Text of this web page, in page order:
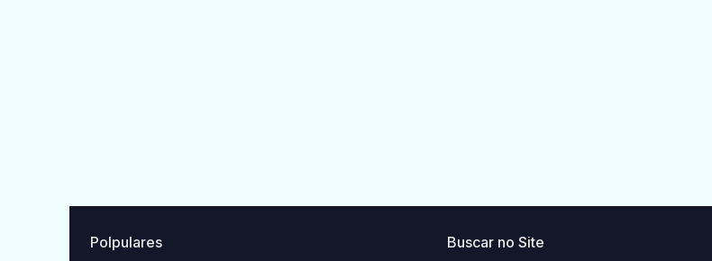
Polpulares Buscar no Site